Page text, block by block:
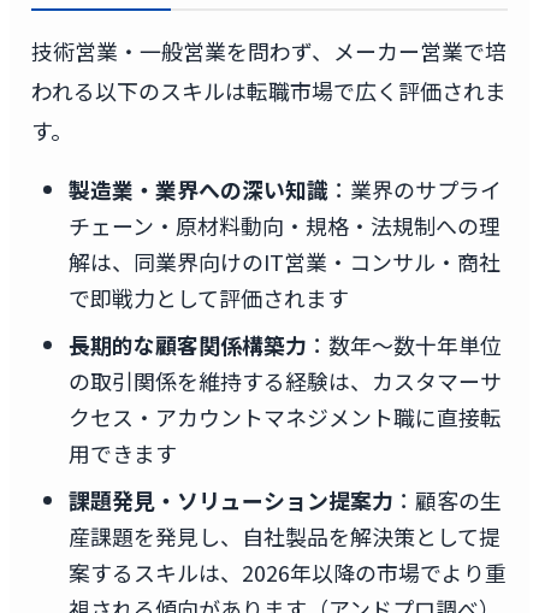
技術営業・一般営業を問わず、メーカー営業で培
われる以下のスキルは転職市場で広く評価されま
す。
製造業・業界への深い知識 ：業界のサプライ
チェーン・原材料動向・規格・法規制への理
解は、同業界向けのIT営業・コンサル・商社
で即戦力として評価されます
長期的な顧客関係構築力 ：数年〜数十年単位
の取引関係を維持する経験は、カスタマーサ
クセス・アカウントマネジメント職に直接転
用できます
課題発見・ソリューション提案力 ：顧客の生
産課題を発見し、自社製品を解決策として提
案するスキルは、2026年以降の市場でより重